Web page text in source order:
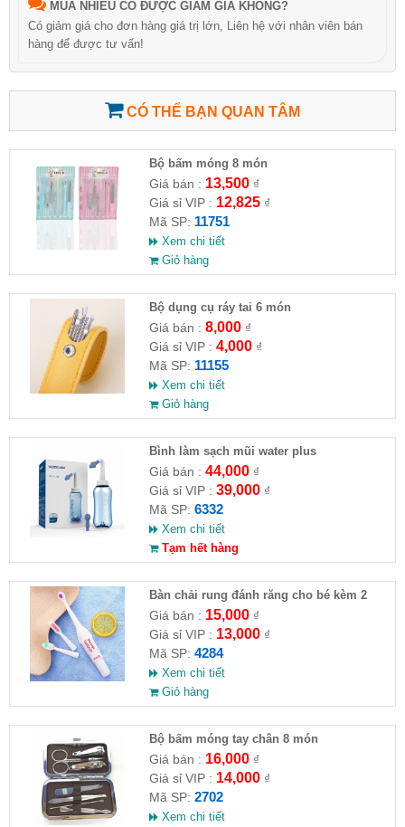
MUA NHIỀU CÓ ĐƯỢC GIẢM GIÁ KHÔNG?
Có giảm giá cho đơn hàng giá trị lớn, Liên hệ với nhân viên bán
hàng để được tư vấn!
CÓ THỂ BẠN QUAN TÂM
Bộ bấm móng 8 món
Giá bán : 13,500₫
Giá sỉ VIP : 12,825₫
Mã SP: 11751
Xem chi tiết
Giỏ hàng
Bộ dụng cụ ráy tai 6 món
Giá bán : 8,000₫
Giá sỉ VIP : 4,000₫
Mã SP: 11155
Xem chi tiết
Giỏ hàng
Bình làm sạch mũi water plus
Giá bán : 44,000₫
Giá sỉ VIP : 39,000₫
Mã SP: 6332
Xem chi tiết
Tạm hết hàng
Bàn chải rung đánh răng cho bé kèm 2
đầu bàn chải thay thế
Giá bán : 15,000₫
Giá sỉ VIP : 13,000₫
Mã SP: 4284
Xem chi tiết
Giỏ hàng
Bộ bấm móng tay chân 8 món
Giá bán : 16,000₫
Giá sỉ VIP : 14,000₫
Mã SP: 2702
Xem chi tiết